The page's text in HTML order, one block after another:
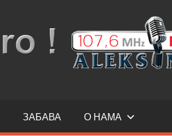
ЗАБАВА О НАМА